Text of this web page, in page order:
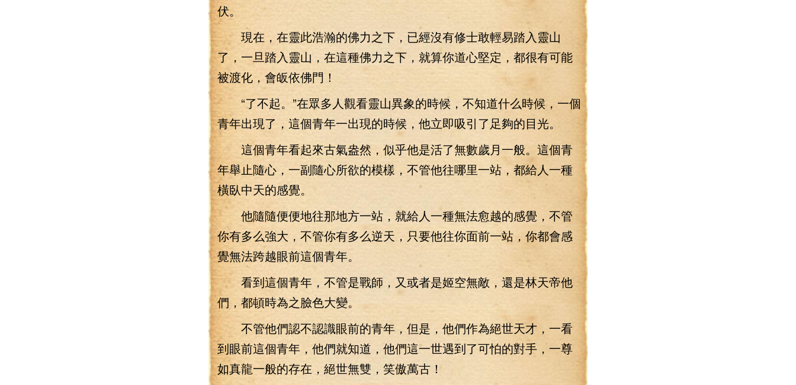
伏。
現在，在靈此浩瀚的佛力之下，已經沒有修士敢輕易踏入靈山
了，一旦踏入靈山，在這種佛力之下，就算你道心堅定，都很有可能
被渡化，會皈依佛門！
“了不起。”在眾多人觀看靈山異象的時候，不知道什么時候，一個
青年出現了，這個青年一出現的時候，他立即吸引了足夠的目光。
這個青年看起來古氣盎然，似乎他是活了無數歲月一般。這個青
年舉止隨心，一副隨心所欲的模樣，不管他往哪里一站，都給人一種
橫臥中天的感覺。
他隨隨便便地往那地方一站，就給人一種無法愈越的感覺，不管
你有多么強大，不管你有多么逆天，只要他往你面前一站，你都會感
覺無法跨越眼前這個青年。
看到這個青年，不管是戰師，又或者是姬空無敵，還是林天帝他
們，都頓時為之臉色大變。
不管他們認不認識眼前的青年，但是，他們作為絕世天才，一看
到眼前這個青年，他們就知道，他們這一世遇到了可怕的對手，一尊
如真龍一般的存在，絕世無雙，笑傲萬古！